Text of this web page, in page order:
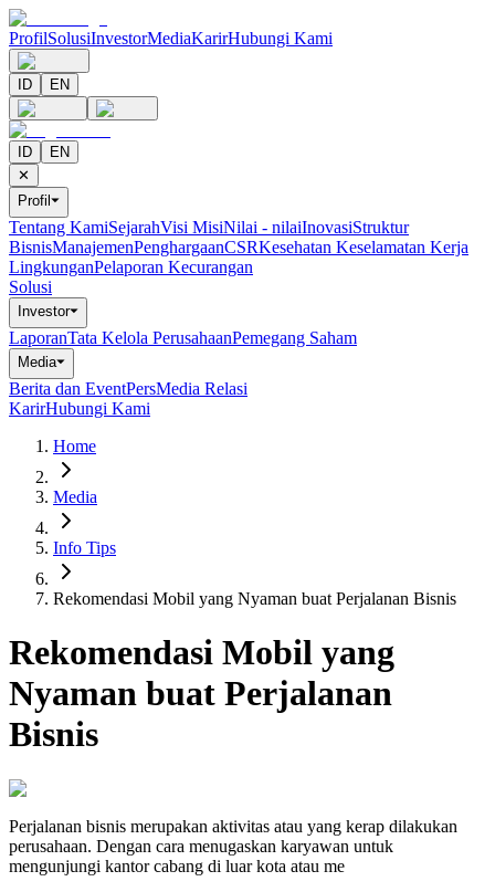
ProfilSolusiInvestorMediaKarirHubungi Kami
ID EN
ID
EN
✕
Profil ⏷
Tentang KamiSejarahVisi MisiNilai - nilaiInovasiStruktur
BisnisManajemenPenghargaanCSRKesehatan Keselamatan Kerja
LingkunganPelaporan Kecurangan
Solusi
Investor⏷
LaporanTata Kelola PerusahaanPemegang Saham
Media⏷
Berita dan EventPersMedia Relasi
KarirHubungi Kami
Home
Media
Info Tips
Rekomendasi Mobil yang Nyaman buat Perjalanan Bisnis
Rekomendasi Mobil yang
Nyaman buat Perjalanan
Bisnis
Perjalanan bisnis merupakan aktivitas atau yang kerap dilakukan
perusahaan. Dengan cara menugaskan karyawan untuk
mengunjungi kantor cabang di luar kota atau me